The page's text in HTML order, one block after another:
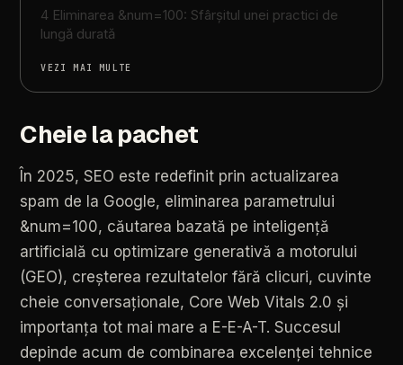
4 Eliminarea &num=100: Sfârșitul unei practici de
lungă durată
VEZI MAI MULTE
Cheie la pachet
În 2025, SEO este redefinit prin actualizarea
spam de la Google, eliminarea parametrului
&num=100, căutarea bazată pe inteligență
artificială cu optimizare generativă a motorului
(GEO), creșterea rezultatelor fără clicuri, cuvinte
cheie conversaționale, Core Web Vitals 2.0 și
importanța tot mai mare a E-E-A-T. Succesul
depinde acum de combinarea excelenței tehnice